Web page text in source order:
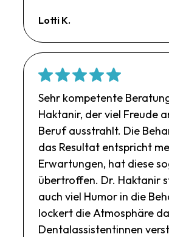
Lotti K.
Sehr kompetente
Haktanir, der viel Freude
Beruf ausstrahlt. Die
das Resultat entspricht
Erwartungen, hat diese
übertroffen. Dr. Haktanir
auch viel Humor in die
lockert die Atmosphäre
Dentalassistentinnen